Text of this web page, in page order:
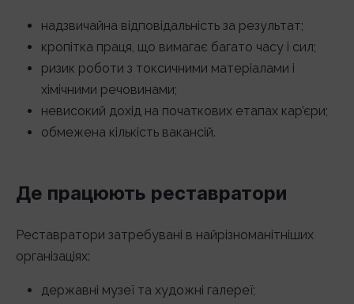
надзвичайна відповідальність за результат;
кропітка праця, що вимагає багато часу і сил;
ризик роботи з токсичними матеріалами і
хімічними речовинами;
невисокий дохід на початкових етапах кар’єри;
обмежена кількість вакансій.
Де працюють реставратори
Реставратори затребувані в найрізноманітніших
організаціях:
державні музеї та художні галереї;